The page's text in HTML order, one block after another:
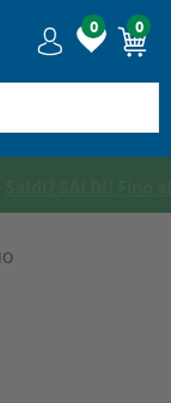
0 0